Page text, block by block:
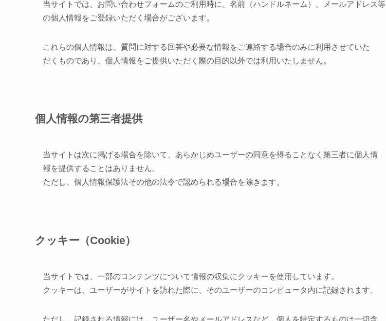
当サイトでは、お問い合わせフォームのご利用時に、名前（ハンドルネーム）、メールアドレス等
の個人情報をご登録いただく場合がございます。
これらの個人情報は、質問に対する回答や必要な情報をご連絡する場合のみに利用させていた
だくものであり、個人情報をご提供いただく際の目的以外では利用いたしません。
個人情報の第三者提供
当サイトは次に掲げる場合を除いて、あらかじめユーザーの同意を得ることなく第三者に個人情
報を提供することはありません。
ただし、個人情報保護法その他の法令で認められる場合を除きます。
クッキー（Cookie）
当サイトでは、一部のコンテンツについて情報の収集にクッキーを使用しています。
クッキーは、ユーザーがサイトを訪れた際に、そのユーザーのコンピュータ内に記録されます。
ただし、記録される情報には、ユーザー名やメールアドレスなど、個人を特定するものは一切含